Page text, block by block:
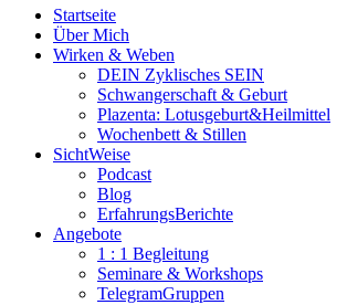
Startseite
Über Mich
Wirken & Weben
DEIN Zyklisches SEIN
Schwangerschaft & Geburt
Plazenta: Lotusgeburt&Heilmittel
Wochenbett & Stillen
SichtWeise
Podcast
Blog
ErfahrungsBerichte
Angebote
1 : 1 Begleitung
Seminare & Workshops
TelegramGruppen